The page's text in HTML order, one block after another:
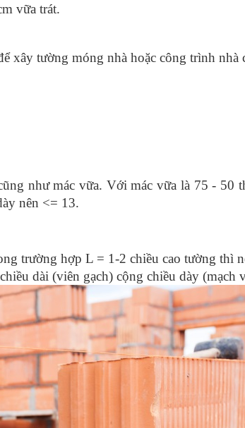
vữa trát.
xây tường móng nhà hoặc công trình nhà
như mác vữa. Với mác vữa là 75 - 50
nên <= 13.
trường hợp L = 1-2 chiều cao tường thì
dài (viên gạch) cộng chiều dày (mạch